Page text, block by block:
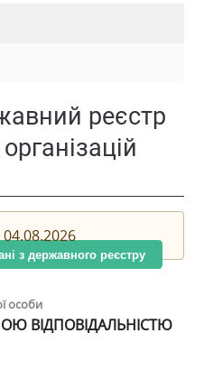
реєстр
з державного реєстру
особи
ВІДПОВІДАЛЬНІСТЮ